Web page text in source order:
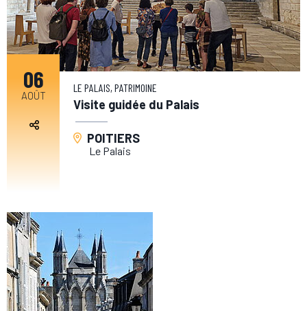
06
AOÛT
LE PALAIS, PATRIMOINE
Visite guidée du Palais
POITIERS
Le Palais